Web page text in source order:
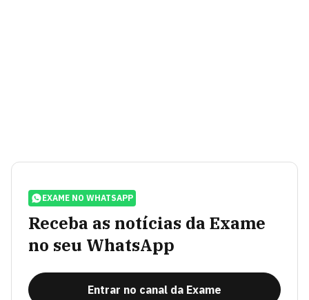
EXAME NO WHATSAPP
Receba as notícias da Exame
no seu WhatsApp
Entrar no canal da Exame